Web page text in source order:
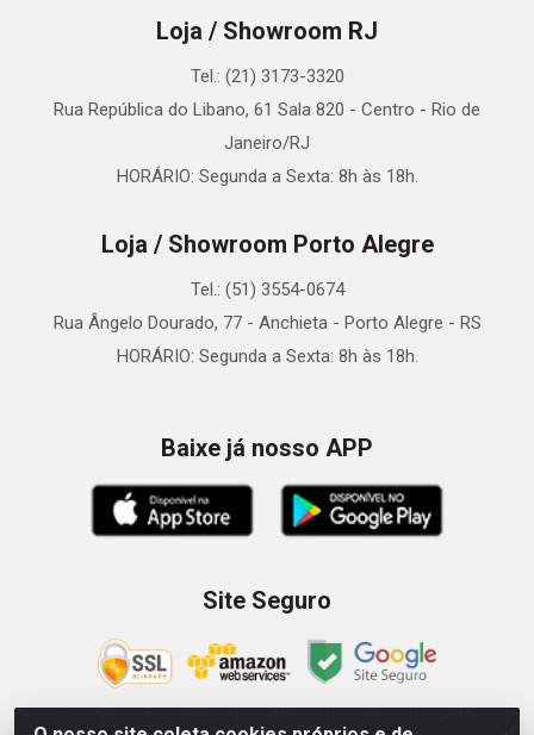
Loja / Showroom RJ
Tel.: (21) 3173-3320
Rua República do Libano, 61 Sala 820 - Centro - Rio de
Janeiro/RJ
HORÁRIO: Segunda a Sexta: 8h às 18h.
Loja / Showroom Porto Alegre
Tel.: (51) 3554-0674
Rua Ângelo Dourado, 77 - Anchieta - Porto Alegre - RS
HORÁRIO: Segunda a Sexta: 8h às 18h.
Baixe já nosso APP
Site Seguro